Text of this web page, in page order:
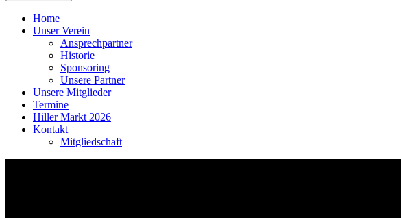
Home
Unser Verein
Ansprechpartner
Historie
Sponsoring
Unsere Partner
Unsere Mitglieder
Termine
Hiller Markt 2026
Kontakt
Mitgliedschaft